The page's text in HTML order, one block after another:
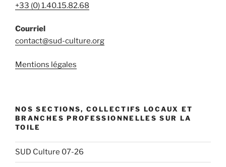
+33 (0) 1.40.15.82.68
Courriel
contact@sud-culture.org
Mentions légales
NOS SECTIONS, COLLECTIFS LOCAUX ET
BRANCHES PROFESSIONNELLES SUR LA
TOILE
SUD Culture 07-26